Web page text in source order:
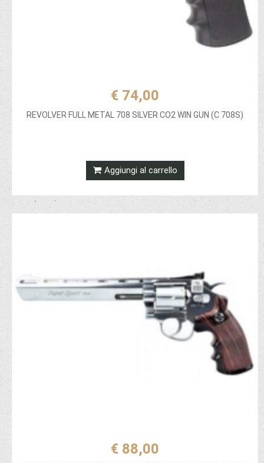
€ 74,00
REVOLVER FULL METAL 708 SILVER CO2 WIN GUN (C 708S)
Aggiungi al carrello
€ 88,00